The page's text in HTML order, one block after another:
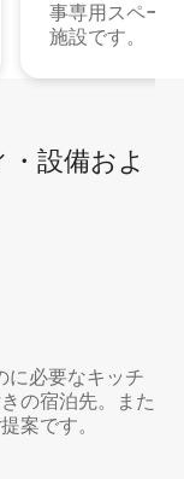
事専用スペー
施設です。
設⁠備⁠およ
に必要なキッチ
の宿泊先。また
案です。